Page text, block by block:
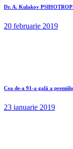
Dr. A. Kulakov
20 februarie 2019
Cea de-a 91-a gală a
23 ianuarie 2019